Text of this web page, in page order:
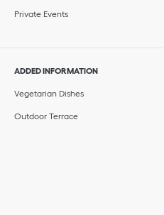
Private Events
ADDED INFORMATION
Vegetarian Dishes
Outdoor Terrace